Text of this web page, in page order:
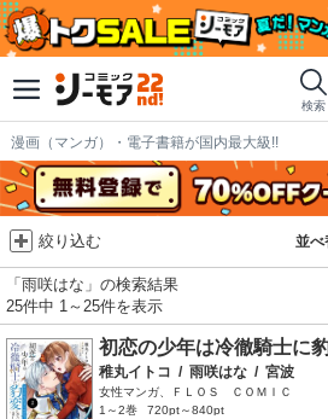
検索
漫画（マンガ）・電子書籍が国内最大級!!
並べ
絞り込む
「雨咲はな」の検索結果
25件中 1～25件を表示
初恋の少年は冷徹騎士に
稚丸イトコ / 雨咲はな / 宮波
女性マンガ、ＦＬＯＳ ＣＯＭＩＣ
1～2巻
720pt～840pt